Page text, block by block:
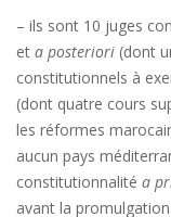
– ils sont 10 juges
et a posteriori (dont
constitutionnels à
(dont quatre cours
les réformes
aucun pays
constitutionnalité a
avant la